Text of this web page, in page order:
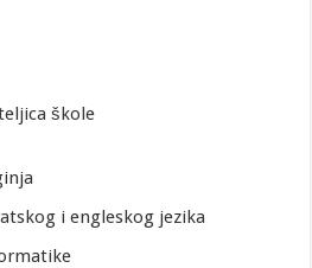
škole
i engleskog jezika